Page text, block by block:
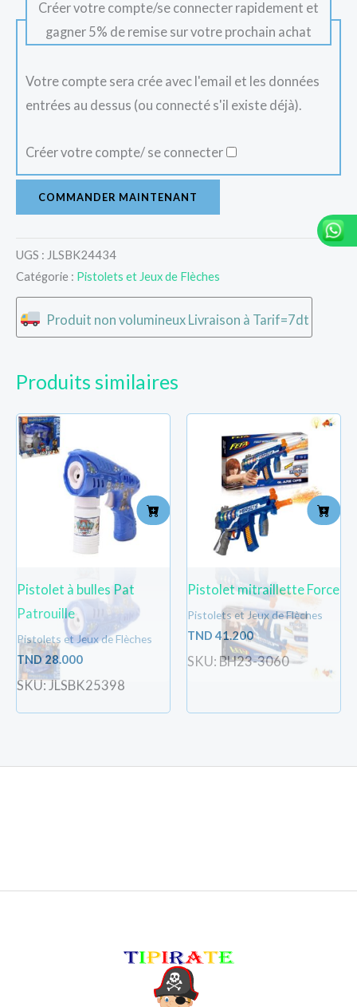
Créer votre compte/se connecter rapidement et
gagner 5% de remise sur votre prochain achat
Votre compte sera crée avec l'email et les données
entrées au dessus (ou connecté s'il existe déjà).
Créer votre compte/ se connecter
COMMANDER MAINTENANT
UGS : JLSBK24434
Catégorie : Pistolets et Jeux de Flèches
Produit non volumineux Livraison à Tarif=7dt
Produits similaires
Pistolet à bulles Pat
Patrouille
Pistolets et Jeux de Flèches
TND28.000
SKU: JLSBK25398
Pistolet mitraillette Force
Pistolets et Jeux de Flèches
TND 41.200
SKU: BH23-3060